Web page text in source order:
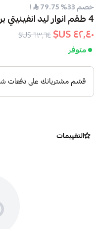
خصم 33% 79.75 !
4 طقم انوار ليد انفينيتي برو A100 T10
٤٢٫٤٠ US$
٦٣٫٦٤ US$
متوفر
التقييمات